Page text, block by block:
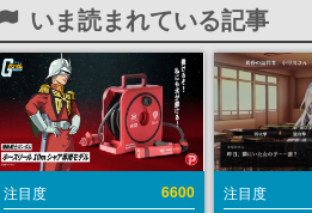
いま読まれている記事
注目度 6600 注目度